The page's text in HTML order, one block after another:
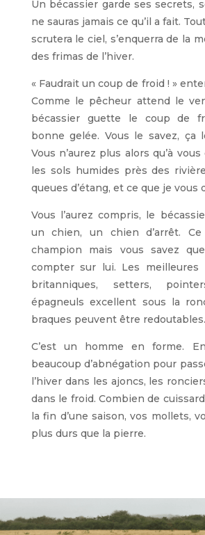
Un bécassier garde ses secrets,
ne sauras jamais ce qu’il a fait.
scrutera le ciel, s’enquerra de la
des frimas de l’hiver.
« Faudrait un coup de froid ! »
Comme le pêcheur attend le
bécassier guette le coup de
bonne gelée. Vous le savez, ça
Vous n’aurez plus alors qu’à
les sols humides près des
queues d’étang, et ce que je vous
Vous l’aurez compris, le
un chien, un chien d’arrêt.
champion mais vous savez
compter sur lui. Les meilleures
britanniques, setters,
épagneuls excellent sous la
braques peuvent être redoutables.
C’est un homme en forme.
beaucoup d’abnégation pour
l’hiver dans les ajoncs, les
dans le froid. Combien de
la fin d’une saison, vos mollets,
plus durs que la pierre.